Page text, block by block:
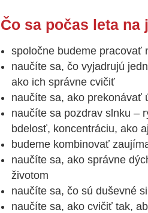
Čo sa počas leta na
spoločne budeme pracovať
naučíte sa, čo vyjadrujú
ako ich správne cvičiť
naučíte sa, ako prekonávať
naučíte sa pozdrav slnku –
bdelosť, koncentráciu, ako
budeme kombinovať
naučíte sa, ako správne
životom
naučíte sa, čo sú duševné
naučíte sa, ako cvičiť tak,